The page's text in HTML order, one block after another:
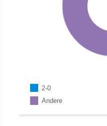
2-0
Andere